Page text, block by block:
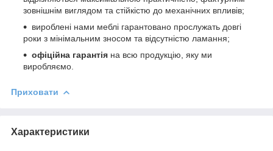
зовнішнім виглядом та стійкістю до механічних впливів;
вироблені нами меблі гарантовано прослужать довгі
роки з мінімальним зносом та відсутністю ламання;
офіційна гарантія на всю продукцію, яку ми
виробляємо.
Приховати
Характеристики